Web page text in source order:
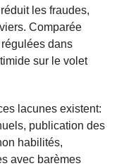
les fraudes,
Comparée
dans
sur le volet
lacunes existent:
publication des
habilités,
avec barèmes